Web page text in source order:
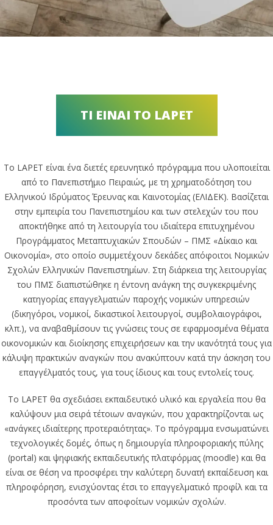
ΤΙ ΕΙΝΑΙ ΤΟ LAPET
Το LAPET είναι ένα διετές ερευνητικό πρόγραμμα που υλοποιείται
από το Πανεπιστήμιο Πειραιώς, με τη χρηματοδότηση του
Ελληνικού Ιδρύματος Έρευνας και Καινοτομίας (ΕΛΙΔΕΚ). Βασίζεται
στην εμπειρία του Πανεπιστημίου και των στελεχών του που
αποκτήθηκε από τη λειτουργία του ιδιαίτερα επιτυχημένου
Προγράμματος Μεταπτυχιακών Σπουδών – ΠΜΣ «Δίκαιο και
Οικονομία», στο οποίο συμμετέχουν δεκάδες απόφοιτοι Νομικών
Σχολών Ελληνικών Πανεπιστημίων. Στη διάρκεια της λειτουργίας
του ΠΜΣ διαπιστώθηκε η έντονη ανάγκη της συγκεκριμένης
κατηγορίας επαγγελματιών παροχής νομικών υπηρεσιών
(δικηγόροι, νομικοί, δικαστικοί λειτουργοί, συμβολαιογράφοι,
κλπ.), να αναβαθμίσουν τις γνώσεις τους σε εφαρμοσμένα θέματα
οικονομικών και διοίκησης επιχειρήσεων και την ικανότητά τους για
κάλυψη πρακτικών αναγκών που ανακύπτουν κατά την άσκηση του
επαγγέλματός τους, για τους ίδιους και τους εντολείς τους.
Το LAPET θα σχεδιάσει εκπαιδευτικό υλικό και εργαλεία που θα
καλύψουν μια σειρά τέτοιων αναγκών, που χαρακτηρίζονται ως
«ανάγκες ιδιαίτερης προτεραιότητας». Το πρόγραμμα ενσωματώνει
τεχνολογικές δομές, όπως η δημιουργία πληροφοριακής πύλης
(portal) και ψηφιακής εκπαιδευτικής πλατφόρμας (moodle) και θα
είναι σε θέση να προσφέρει την καλύτερη δυνατή εκπαίδευση και
πληροφόρηση, ενισχύοντας έτσι το επαγγελματικό προφίλ και τα
προσόντα των αποφοίτων νομικών σχολών.